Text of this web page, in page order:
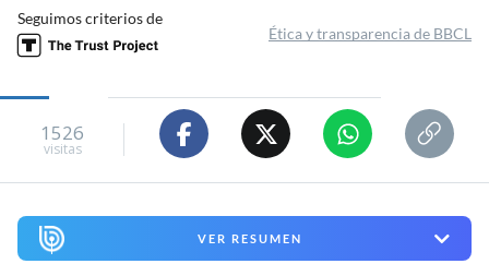
Seguimos criterios de
Ética y transparencia de BBCL
1526
visitas
VER RESUMEN